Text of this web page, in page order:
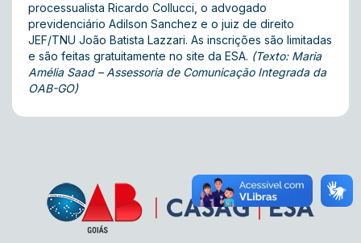
processualista Ricardo Collucci, o advogado
previdenciário Adilson Sanchez e o juiz de direito
JEF/TNU João Batista Lazzari. As inscrições são limitadas
e são feitas gratuitamente no site da ESA. (Texto: Maria
Amélia Saad – Assessoria de Comunicação Integrada da
OAB-GO)